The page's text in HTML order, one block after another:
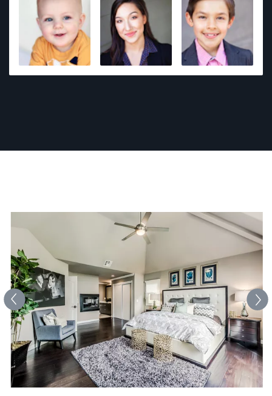
their unique personality. My passion for photography
stems from my love of human connection, and I
believe that every portrait should tell a compelling,
genuine story. Whether for business, acting, or
personal branding, I’m dedicated to making every
session a fun and collaborative experience,